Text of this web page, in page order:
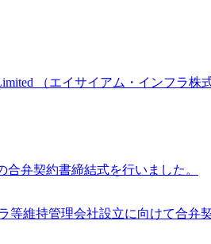
（エイサイアム・インフラ
合弁契約書締結式を行いました。
等維持管理会社設立に向けて合弁